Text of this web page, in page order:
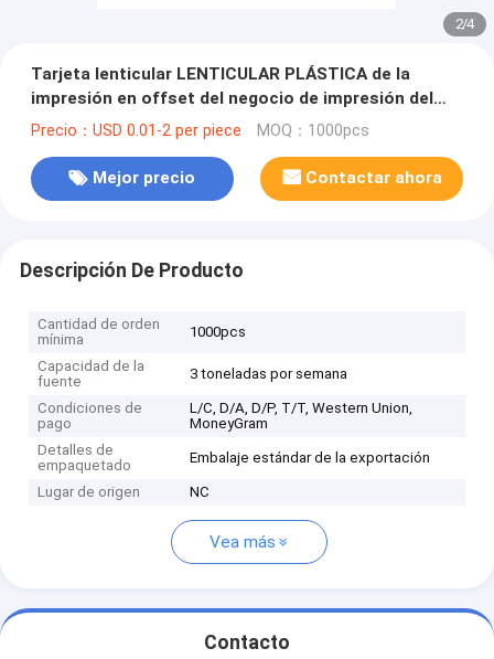
2/4
Tarjeta lenticular LENTICULAR PLÁSTICA de la
impresión en offset del negocio de impresión del
tirón 3D
Precio：USD 0.01-2 per piece MOQ：1000pcs
Mejor precio Contactar ahora
Descripción De Producto
Cantidad de orden
mínima
1000pcs
Capacidad de la
fuente
3 toneladas por semana
Condiciones de
pago
L/C, D/A, D/P, T/T, Western Union,
MoneyGram
Detalles de
empaquetado
Embalaje estándar de la exportación
Lugar de origen NC
Vea más
Contacto